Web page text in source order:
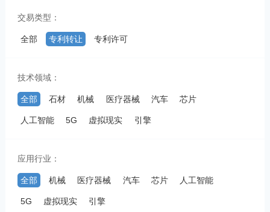
交易类型：
全部 专利转让 专利许可
技术领域：
全部 石材 机械 医疗器械 汽车 芯片
人工智能 5G 虚拟现实 引擎
应用行业：
全部 机械 医疗器械 汽车 芯片 人工智能
5G 虚拟现实 引擎